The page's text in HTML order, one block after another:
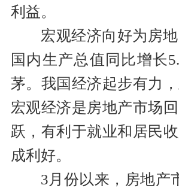
利益。
宏观经济向好为房
国内生产总值同比增长
茅。我国经济起步有力
宏观经济是房地产市场
跃，有利于就业和居民
成利好。
3月份以来，房地产